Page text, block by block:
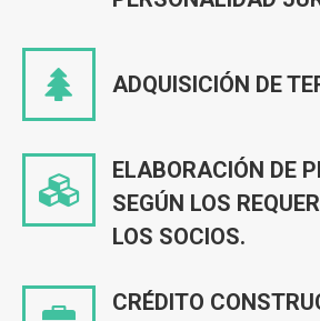
ADQUISICIÓN DE
ELABORACIÓN DE
SEGÚN LOS
LOS SOCIOS.
CRÉDITO